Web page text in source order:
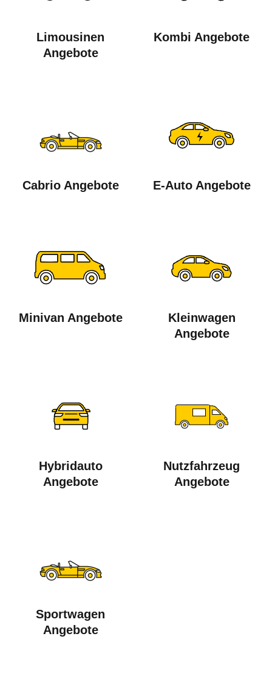
Limousinen
Angebote
Kombi Angebote
Cabrio Angebote E-Auto Angebote
Minivan Angebote
Kleinwagen
Angebote
Hybridauto
Angebote
Nutzfahrzeug
Angebote
Sportwagen
Angebote